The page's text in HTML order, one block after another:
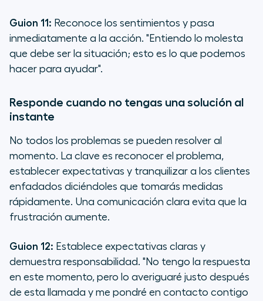
Guion 11: Reconoce los sentimientos y pasa
inmediatamente a la acción. "Entiendo lo molesta
que debe ser la situación; esto es lo que podemos
hacer para ayudar".
Responde cuando no tengas una solución al
instante
No todos los problemas se pueden resolver al
momento. La clave es reconocer el problema,
establecer expectativas y tranquilizar a los clientes
enfadados diciéndoles que tomarás medidas
rápidamente. Una comunicación clara evita que la
frustración aumente.
Guion 12: Establece expectativas claras y
demuestra responsabilidad. "No tengo la respuesta
en este momento, pero lo averiguaré justo después
de esta llamada y me pondré en contacto contigo